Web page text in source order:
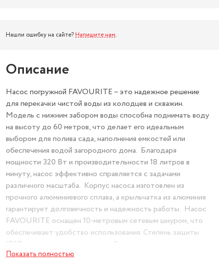
Нашли ошибку на сайте? Напишите нам.
Описание
Насос погружной FAVOURITE – это надежное решение
для перекачки чистой воды из колодцев и скважин.
Модель с нижним забором воды способна поднимать воду
на высоту до 60 метров, что делает его идеальным
выбором для полива сада, наполнения емкостей или
обеспечения водой загородного дома. Благодаря
мощности 320 Вт и производительности 18 литров в
минуту, насос эффективно справляется с задачами
различного масштаба. Корпус насоса изготовлен из
прочного алюминиевого сплава, а крыльчатка из алюминия
гарантирует долговечность и надежность работы. Насос
FAVOURITE оснащен 10-метровым сетевым шнуром, что
обеспечивает удобство использования. Степень защиты
IP68 гарантирует надежную работу насоса даже при
полном погружении.
Показать полностью